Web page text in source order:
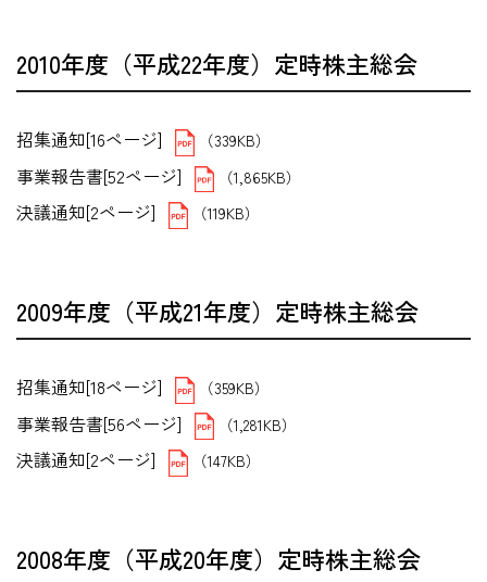
2010年度（平成22年度）定時株主総会
招集通知[16ページ] （339KB）
事業報告書[52ページ] （1,865KB）
決議通知[2ページ] （119KB）
2009年度（平成21年度）定時株主総会
招集通知[18ページ] （359KB）
事業報告書[56ページ] （1,281KB）
決議通知[2ページ] （147KB）
2008年度（平成20年度）定時株主総会